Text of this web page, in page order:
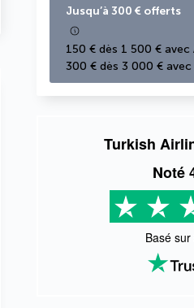
Jusqu’à 300 € offerts
150 € dès 1 500 € avec
300 € dès 3 000 € avec
Turkish
Noté
Basé sur